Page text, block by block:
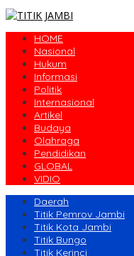
HOME
Nasional
Hukum
Informasi
Politik
Internasional
Artikel
Budaya
Olahraga
Pendidikan
GLOBAL
VIDIO
Daerah
Titik Pemrov Jambi
Titik Kota Jambi
Titik Bungo
Titik Kerinci